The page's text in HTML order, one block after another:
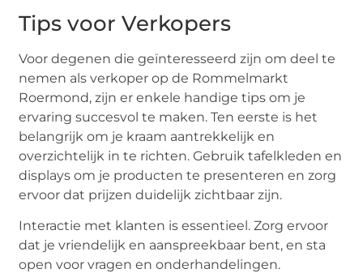
Tips voor Verkopers
Voor degenen die geïnteresseerd zijn om deel te
nemen als verkoper op de Rommelmarkt
Roermond, zijn er enkele handige tips om je
ervaring succesvol te maken. Ten eerste is het
belangrijk om je kraam aantrekkelijk en
overzichtelijk in te richten. Gebruik tafelkleden en
displays om je producten te presenteren en zorg
ervoor dat prijzen duidelijk zichtbaar zijn.
Interactie met klanten is essentieel. Zorg ervoor
dat je vriendelijk en aanspreekbaar bent, en sta
open voor vragen en onderhandelingen.